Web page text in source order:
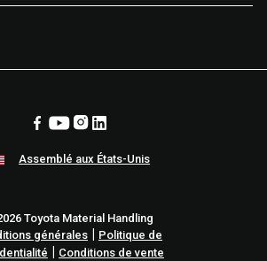
Assemblé aux États-Unis
Toyota Material Handling
générales
Politique de
Conditions de vente